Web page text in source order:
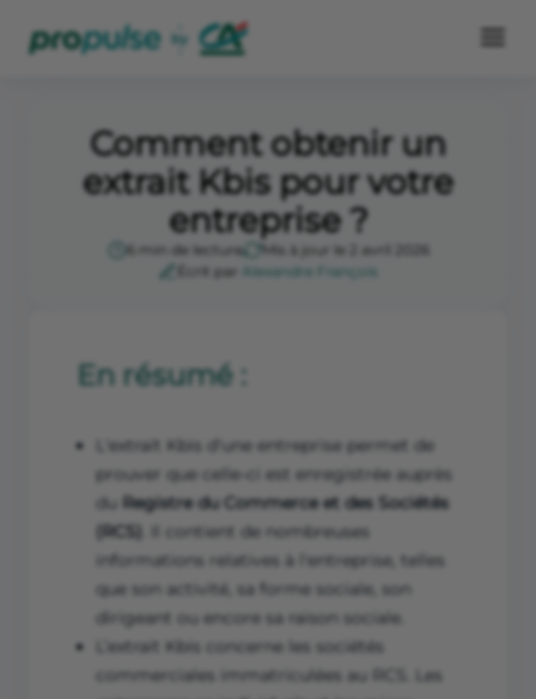
Comment obtenir un
extrait Kbis pour votre
entreprise ?
6 min de lecture
Mis à jour le 2 avril 2026
Écrit par
Alexandre François
En résumé :
L'extrait Kbis d'une entreprise permet de
prouver que celle-ci est enregistrée auprès
du Registre du Commerce et des Sociétés
(RCS)
. Il contient de nombreuses
informations relatives à l'entreprise, telles
que son activité, sa forme sociale, son
dirigeant ou encore sa raison sociale.
L’extrait Kbis concerne les sociétés
commerciales immatriculées au RCS. Les